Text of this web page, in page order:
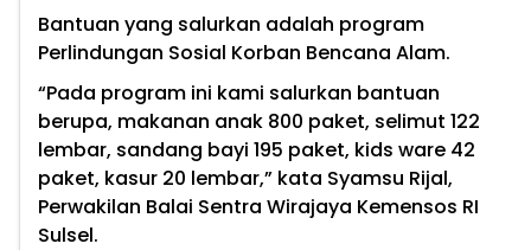
Bantuan yang salurkan adalah program
Perlindungan Sosial Korban Bencana Alam.
“Pada program ini kami salurkan bantuan
berupa, makanan anak 800 paket, selimut 122
lembar, sandang bayi 195 paket, kids ware 42
paket, kasur 20 lembar,” kata Syamsu Rijal,
Perwakilan Balai Sentra Wirajaya Kemensos RI
Sulsel.